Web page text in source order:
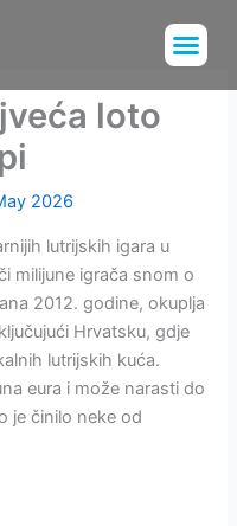
loto
2026
lutrijskih igara u
milijune igrača snom o
2012. godine, okuplja
Hrvatsku, gdje
lutrijskih kuća.
eura i može narasti do
je činilo neke od